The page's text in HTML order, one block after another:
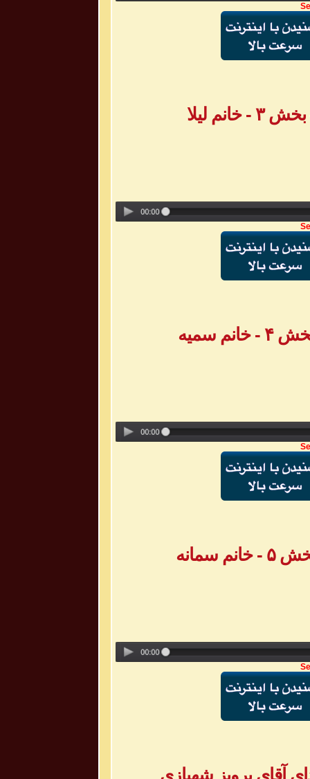
لیلا
سمیه
سمانه
آقای پرویز شهبازی